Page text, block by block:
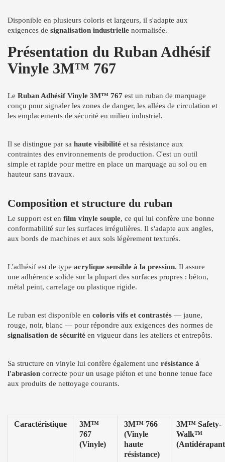
Disponible en plusieurs coloris et largeurs, il s'adapte aux
exigences de signalisation industrielle normalisée.
Présentation du Ruban Adhésif
Vinyle 3M™ 767
Le Ruban Adhésif Vinyle 3M™ 767 est un ruban de marquage
conçu pour signaler les zones de danger, les allées de circulation et
les emplacements de sécurité en milieu industriel.
Il se distingue par sa haute visibilité et sa résistance aux
contraintes des environnements de production. C'est un outil
simple et rapide pour mettre en place un marquage au sol ou en
hauteur sans travaux.
Composition et structure du ruban
Le support est en film vinyle souple, ce qui lui confère une bonne
conformabilité sur les surfaces irrégulières. Il s'adapte aux angles,
aux bords de machines et aux sols légèrement texturés.
L'adhésif est de type acrylique sensible à la pression. Il assure
une adhérence solide sur la plupart des surfaces propres : béton,
métal peint, carrelage ou plastique rigide.
Le ruban est disponible en coloris vifs et contrastés — jaune,
rouge, noir, blanc — pour répondre aux exigences des normes de
signalisation de sécurité en vigueur dans les ateliers et entrepôts.
Sa structure en vinyle lui confère également une résistance à
l'abrasion correcte pour un usage piéton et une bonne tenue face
aux produits de nettoyage courants.
Caractéristique
3M™
767
(Vinyle)
3M™ 766
(Vinyle
haute
résistance)
3M™ Safety-
Walk™